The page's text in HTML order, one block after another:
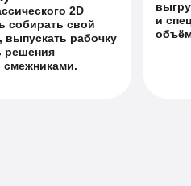
2D
собирать свой
выпускать рабочку
решения
смежниками.
и